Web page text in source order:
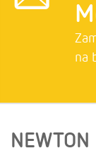
na